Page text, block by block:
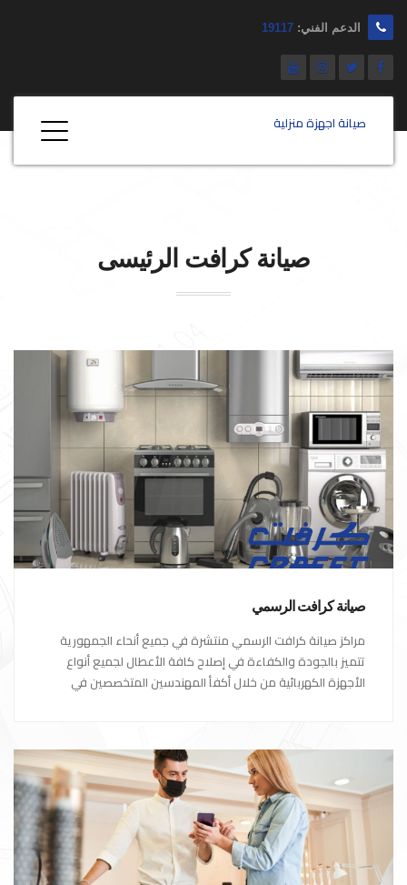
الدعم الفني: 19117
صيانة اجهزة منزلية
صيانةكرافت الرئيسى
صيانة كرافت الرسمي
مراكز صيانة كرافت الرسمي منتشرة في جميع أنحاء الجمهورية
تتميز بالجودة والكفاءة في إصلاح كافة الأعطال لجميع أنواع
الأجهزة الكهربائية من خلال أكفأ المهندسين المتخصصين في